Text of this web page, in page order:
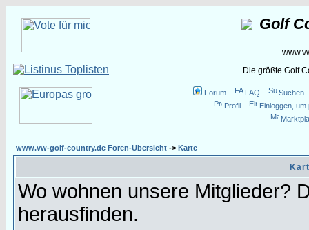
Golf
Die größte Golf
Forum FAQ
Suchen
Profil
Einloggen,
www.vw-golf-country.de Foren-Übersicht -> Karte
Wo wohnen unsere Mitglieder?
herausfinden.